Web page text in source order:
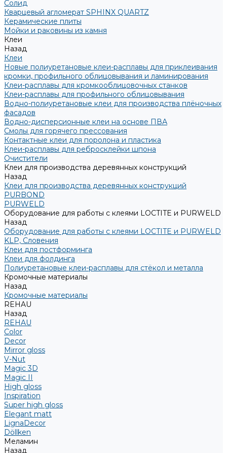
Солид
Кварцевый агломерат SPHINX QUARTZ
Керамические плиты
Мойки и раковины из камня
Клеи
Назад
Клеи
Новые полиуретановые клеи-расплавы для приклеивания
кромки, профильного облицовывания и ламинирования
Клеи-расплавы для кромкооблицовочных станков
Клеи-расплавы для профильного облицовывания
Водно-полиуретановые клеи для производства плёночных
фасадов
Водно-дисперсионные клеи на основе ПВА
Смолы для горячего прессования
Контактные клеи для поролона и пластика
Клеи-расплавы для ребросклейки шпона
Очистители
Клеи для производства деревянных конструкций
Назад
Клеи для производства деревянных конструкций
PURBOND
PURWELD
Оборудование для работы с клеями LOCTITE и PURWELD
Назад
Оборудование для работы с клеями LOCTITE и PURWELD
KLP, Словения
Клеи для постформинга
Клеи для фолдинга
Полиуретановые клеи-расплавы для стёкол и металла
Кромочные материалы
Назад
Кромочные материалы
REHAU
Назад
REHAU
Color
Decor
Mirror gloss
V-Nut
Magic 3D
Magic II
High gloss
Inspiration
Super high gloss
Elegant matt
LignaDecor
Döllken
Меламин
Назад